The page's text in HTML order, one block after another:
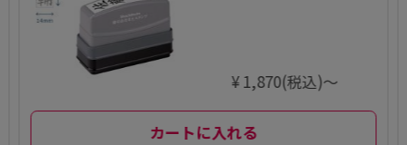
¥ 1,870(税込)～
カートに入れる